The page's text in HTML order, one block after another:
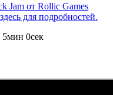
Jam от Rollic Games
для подробностей.
5мин 0сек